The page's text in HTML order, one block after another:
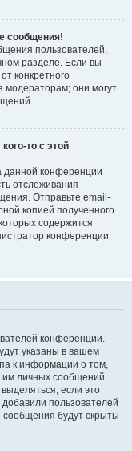
сообщения!
пользователей,
разделе. Если вы
конкретного
модераторам; они могут
то с этой
данной конференции
отслеживания
Отправьте email-
копией полученного
содержится
конференции
конференции.
указаны в вашем
к информации о том,
им личных сообщений.
если это
пользователей
сообщения будут скрыты